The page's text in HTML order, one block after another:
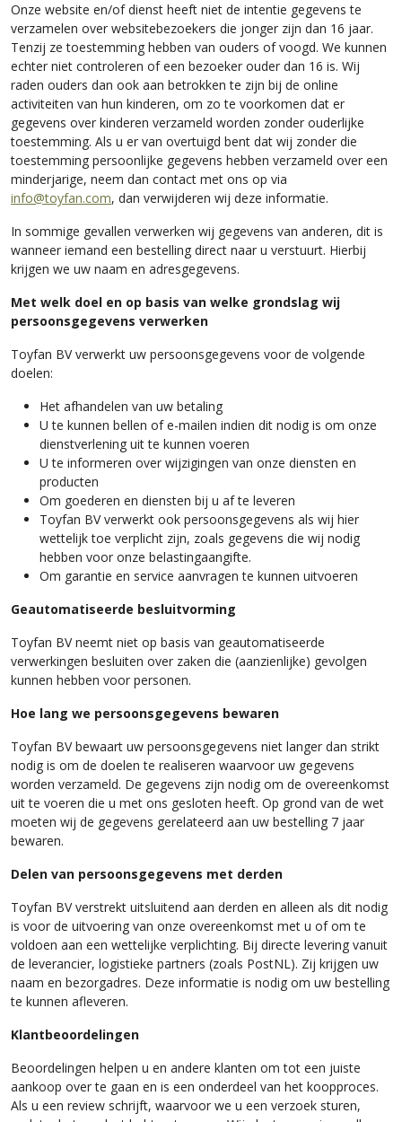
Onze website en/of dienst heeft niet de intentie gegevens te
verzamelen over websitebezoekers die jonger zijn dan 16 jaar.
Tenzij ze toestemming hebben van ouders of voogd. We kunnen
echter niet controleren of een bezoeker ouder dan 16 is. Wij
raden ouders dan ook aan betrokken te zijn bij de online
activiteiten van hun kinderen, om zo te voorkomen dat er
gegevens over kinderen verzameld worden zonder ouderlijke
toestemming. Als u er van overtuigd bent dat wij zonder die
toestemming persoonlijke gegevens hebben verzameld over een
minderjarige, neem dan contact met ons op via
info@toyfan.com, dan verwijderen wij deze informatie.
In sommige gevallen verwerken wij gegevens van anderen, dit is
wanneer iemand een bestelling direct naar u verstuurt. Hierbij
krijgen we uw naam en adresgegevens.
Met welk doel en op basis van welke grondslag wij
persoonsgegevens verwerken
Toyfan BV verwerkt uw persoonsgegevens voor de volgende
doelen:
Het afhandelen van uw betaling
U te kunnen bellen of e-mailen indien dit nodig is om onze
dienstverlening uit te kunnen voeren
U te informeren over wijzigingen van onze diensten en
producten
Om goederen en diensten bij u af te leveren
Toyfan BV verwerkt ook persoonsgegevens als wij hier
wettelijk toe verplicht zijn, zoals gegevens die wij nodig
hebben voor onze belastingaangifte.
Om garantie en service aanvragen te kunnen uitvoeren
Geautomatiseerde besluitvorming
Toyfan BV neemt niet op basis van geautomatiseerde
verwerkingen besluiten over zaken die (aanzienlijke) gevolgen
kunnen hebben voor personen.
Hoe lang we persoonsgegevens bewaren
Toyfan BV bewaart uw persoonsgegevens niet langer dan strikt
nodig is om de doelen te realiseren waarvoor uw gegevens
worden verzameld. De gegevens zijn nodig om de overeenkomst
uit te voeren die u met ons gesloten heeft. Op grond van de wet
moeten wij de gegevens gerelateerd aan uw bestelling 7 jaar
bewaren.
Delen van persoonsgegevens met derden
Toyfan BV verstrekt uitsluitend aan derden en alleen als dit nodig
is voor de uitvoering van onze overeenkomst met u of om te
voldoen aan een wettelijke verplichting. Bij directe levering vanuit
de leverancier, logistieke partners (zoals PostNL). Zij krijgen uw
naam en bezorgadres. Deze informatie is nodig om uw bestelling
te kunnen afleveren.
Klantbeoordelingen
Beoordelingen helpen u en andere klanten om tot een juiste
aankoop over te gaan en is een onderdeel van het koopproces.
Als u een review schrijft, waarvoor we u een verzoek sturen,